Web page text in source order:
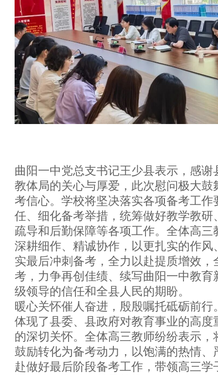
曲阳一中党总支书记王少县表示，感谢
教体局的关心与厚爱，此次慰问极大鼓
考信心。学校将坚决落实各项备考工作
任、细化备考举措，统筹做好教学教研
疏导和后勤保障等各项工作。全体高三
深耕细作、精诚协作，以更扎实的作风
实最后冲刺备考，全力以赴提质增效，
考，力争再创佳绩、续写曲阳一中教育
级领导的信任和全县人民的期盼。
暖心关怀催人奋进，殷殷嘱托砥砺前行
体现了县委、县政府对教育事业的高度
的深切关怀。全体高三教师纷纷表示，
鼓励转化为备考动力，以饱满的热情、
赴做好最后阶段备考工作，带领高三学